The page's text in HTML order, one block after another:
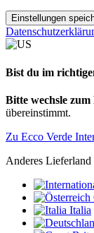
Einstellungen
Bist du im
Bitte wechsle
übereinstimmt.
Zu Ecco Verde
Anderes Lieferland
Italia